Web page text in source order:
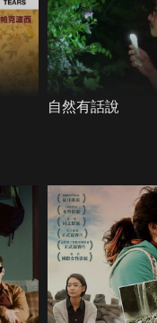
自然有話說